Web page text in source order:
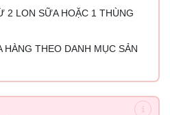
2 LON SỮA HOẶC 1 THÙNG
HÀNG THEO DANH MỤC SẢN